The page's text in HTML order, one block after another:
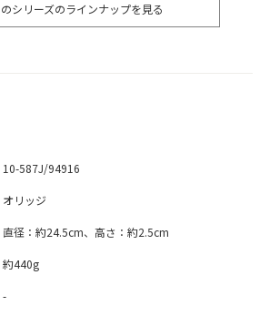
シリーズのラインナップを見る
10-587J/94916
オリッジ
直径：約24.5cm、高さ：約2.5cm
約440g
-